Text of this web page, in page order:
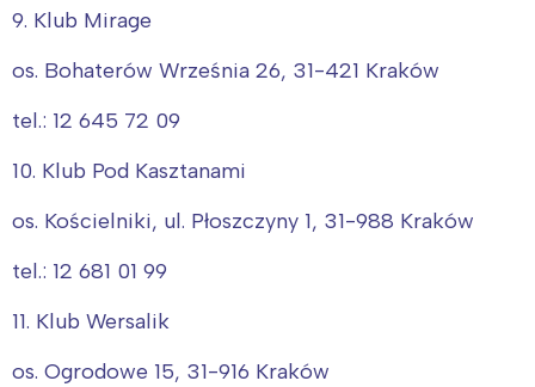
9. Klub Mirage
os. Bohaterów Września 26, 31-421 Kraków
tel.: 12 645 72 09
10. Klub Pod Kasztanami
os. Kościelniki, ul. Płoszczyny 1, 31-988 Kraków
tel.: 12 681 01 99
11. Klub Wersalik
os. Ogrodowe 15, 31-916 Kraków